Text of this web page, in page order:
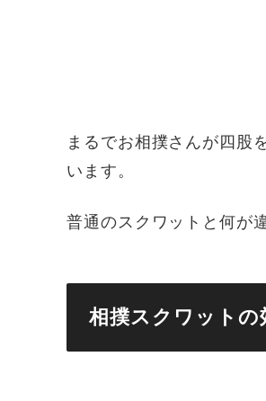
まるでお相撲さんが四股
います。
普通のスクワットと何が
相撲スクワットの